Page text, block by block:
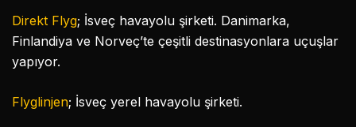
Direkt Flyg; İsveç havayolu şirketi. Danimarka,
Finlandiya ve Norveç’te çeşitli destinasyonlara uçuşlar
yapıyor.
Flyglinjen; İsveç yerel havayolu şirketi.